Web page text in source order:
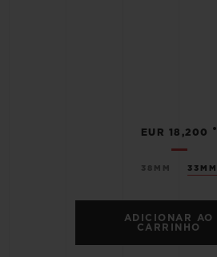
38MM 33MM
EUR 18,200 •
ADICIONAR AO
CARRINHO